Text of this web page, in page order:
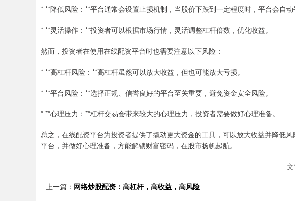
* **降低风险：**平台通常会设置止损机制，当股价下跌到一定程度时，平台会自动
* **灵活操作：**投资者可以根据市场行情，灵活调整杠杆倍数，优化收益。
然而，投资者在使用在线配资平台时也需要注意以下风险：
* **高杠杆风险：**高杠杆虽然可以放大收益，但也可能放大亏损。
* **平台风险：**选择正规、信誉良好的平台至关重要，避免资金安全风险。
* **心理压力：**杠杆交易会带来较大的心理压力，投资者需要做好心理准备。
总之，在线配资平台为投资者提供了撬动更大资金的工具，可以放大收益并降低
平台，并做好心理准备，方能解锁财富密码，在股市扬帆起航。
上一篇： 网络炒股配资：高杠杆，高收益，高风险